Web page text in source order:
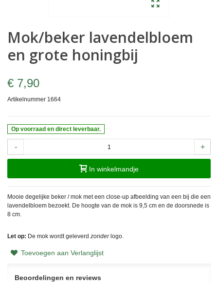
Mok/beker lavendelbloem
en grote honingbij
€ 7,90
Artikelnummer 1664
Op voorraad en direct leverbaar.
- +
In winkelmandje
Mooie degelijke beker / mok met een close-up afbeelding van een bij die een
lavendelbloem bezoekt. De hoogte van de mok is 9,5 cm en de doorsnede is
8 cm.
Let op: De mok wordt geleverd zonderlogo.
Toevoegen aan Verlanglijst
Beoordelingen en reviews